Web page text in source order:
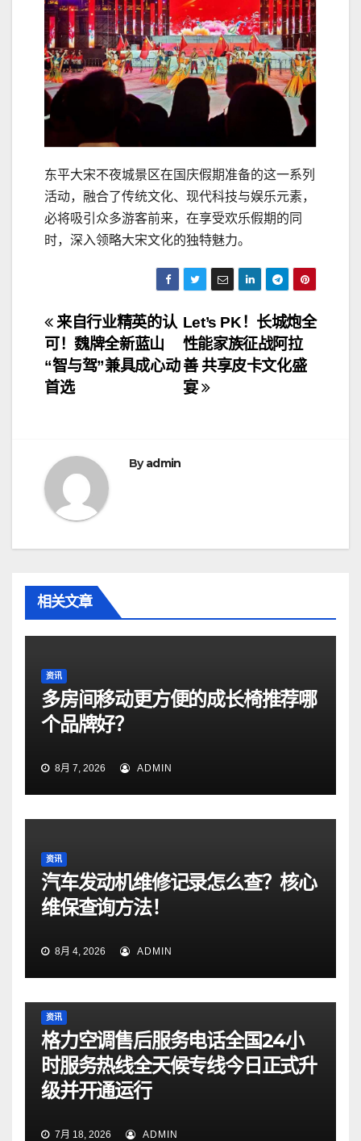
东平大宋不夜城景区在国庆假期准备的这一系列
活动，融合了传统文化、现代科技与娱乐元素，
必将吸引众多游客前来，在享受欢乐假期的同
时，深入领略大宋文化的独特魅力。
文
章
导
Let’s PK！长城炮全
性能家族征战阿拉
善 共享皮卡文化盛
宴
来自行业精英的认
可！魏牌全新蓝山
“智与驾”兼具成心动
首选
Byadmin
相关文章
资讯
多房间移动更方便的成长椅推荐哪
个品牌好？
8月 7, 2026 ADMIN
资讯
汽车发动机维修记录怎么查？核心
维保查询方法！
8月 4, 2026 ADMIN
资讯
格力空调售后服务电话全国24小
时服务热线全天候专线今日正式升
级并开通运行
7月 18, 2026 ADMIN